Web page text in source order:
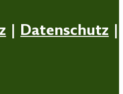
| Datenschutz |